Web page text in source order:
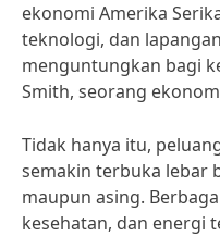
ekonomi Amerika
teknologi, dan
menguntungkan bagi
Smith, seorang
Tidak hanya itu,
semakin terbuka lebar
maupun asing.
kesehatan, dan energi